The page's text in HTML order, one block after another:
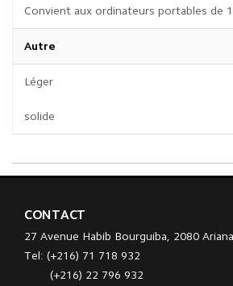
Convient aux ordinateurs portables de
Autre
Léger
solide
CONTACT
27 Avenue Habib Bourguiba, 2080
Tel: (+216) 71 718 932
(+216) 22 796 932